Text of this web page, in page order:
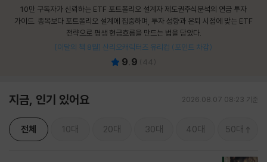
10만 구독자가 신뢰하는 ETF 포트폴리오 설계자 제도권주식분석의 연금 투자
가이드. 종목보다 포트폴리오 설계에 집중하며, 투자 성향과 은퇴 시점에 맞는 ETF
전략으로 평생 현금흐름을 만드는 법을 담았다.
[이달의 책 8월] 산리오캐릭터즈 유리컵 (포인트 차감)
9.9 44
지금, 인기 있어요 2026.08.07 08:23 기준
전체 10대 20대 30대 40대 50대